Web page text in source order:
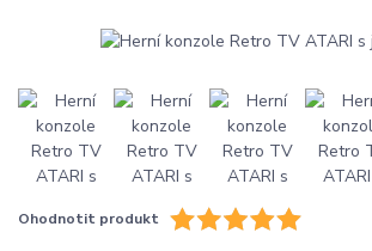
Ohodnotit produkt